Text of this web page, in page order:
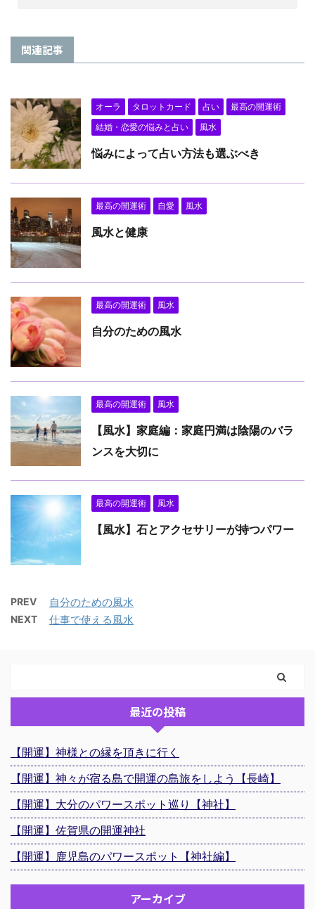
関連記事
オーラ タロットカード 占い
最高の開運術
結婚・恋愛の悩みと占い
風水
悩みによって占い方法も選ぶべき
最高の開運術 自愛 風水
風水と健康
最高の開運術 風水
自分のための風水
最高の開運術 風水
【風水】家庭編：家庭円満は陰陽のバラ
ンスを大切に
最高の開運術 風水
【風水】石とアクセサリーが持つパワー
PREV 自分のための風水
NEXT 仕事で使える風水
最近の投稿
【開運】神様との縁を頂きに行く
【開運】神々が宿る島で開運の島旅をしよう【長崎】
【開運】大分のパワースポット巡り【神社】
【開運】佐賀県の開運神社
【開運】鹿児島のパワースポット【神社編】
アーカイブ